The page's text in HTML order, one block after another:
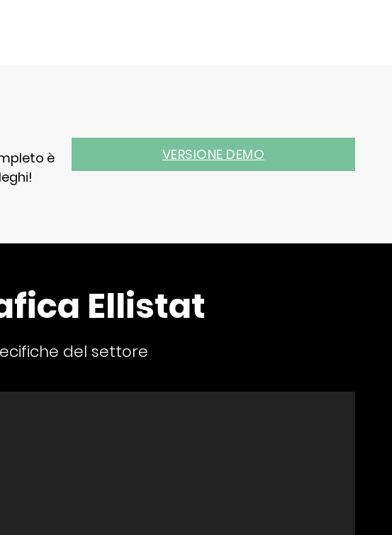
è
VERSIONE DEMO
Ellistat
del settore